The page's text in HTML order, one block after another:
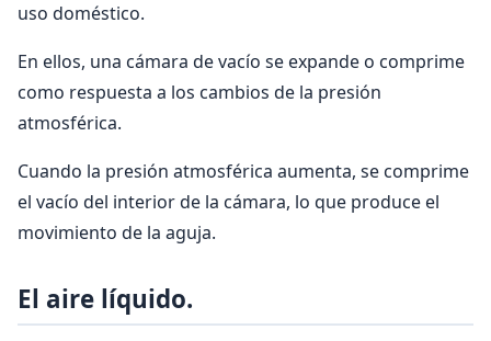
uso doméstico.
En ellos, una cámara de vacío se expande o comprime
como respuesta a los cambios de la presión
atmosférica.
Cuando la presión atmosférica aumenta, se comprime
el vacío del interior de la cámara, lo que produce el
movimiento de la aguja.
El aire líquido.